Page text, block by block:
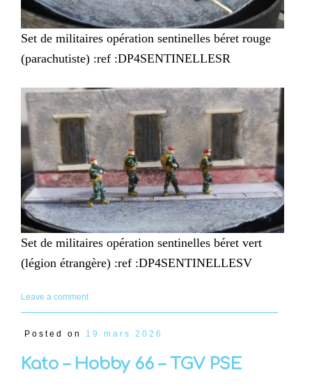
Set de militaires opération sentinelles béret rouge
(parachutiste) :ref :DP4SENTINELLESR
Set de militaires opération sentinelles béret vert
(légion étrangère) :ref :DP4SENTINELLESV
Leave a comment
Posted on 19 mars 2026
Kato – Hobby 66 – TGV PSE